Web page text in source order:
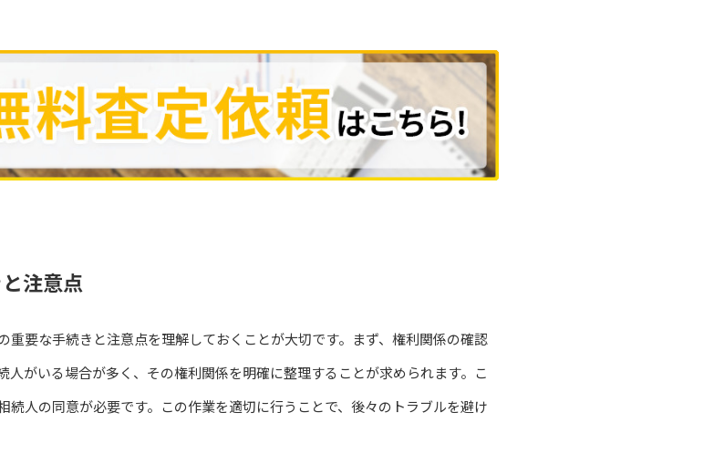
注意点
重要な手続きと注意点を理解しておくことが大切です。まず、権利関係の確認
人がいる場合が多く、その権利関係を明確に整理することが求められます。こ
人の同意が必要です。この作業を適切に行うことで、後々のトラブルを避け